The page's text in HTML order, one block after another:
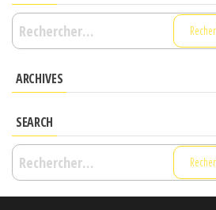
Rechercher :
ARCHIVES
SEARCH
Rechercher :